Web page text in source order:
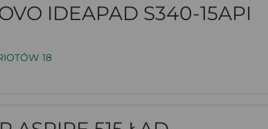
IDEAPAD S340-15API
18